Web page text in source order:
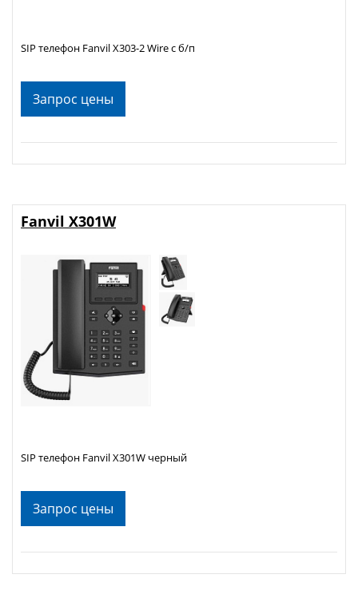
Запрос цены
SIP телефон Fanvil X303-2 Wire c б/п
Запрос цены
Fanvil X301W
SIP телефон Fanvil X301W черный